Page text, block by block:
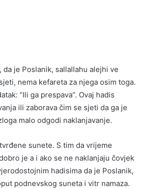
je Poslanik, sallallahu alejhi ve
nema kefareta za njega osim toga.
“Ili ga prespava”. Ovaj hadis
ili zaborava čim se sjeti da ga je
malo odgodi naklanjavanje.
sunete. S tim da vrijeme
je a i ako se ne naklanjaju čovjek
hadisima da je Poslanik,
podnevskog suneta i vitr namaza.